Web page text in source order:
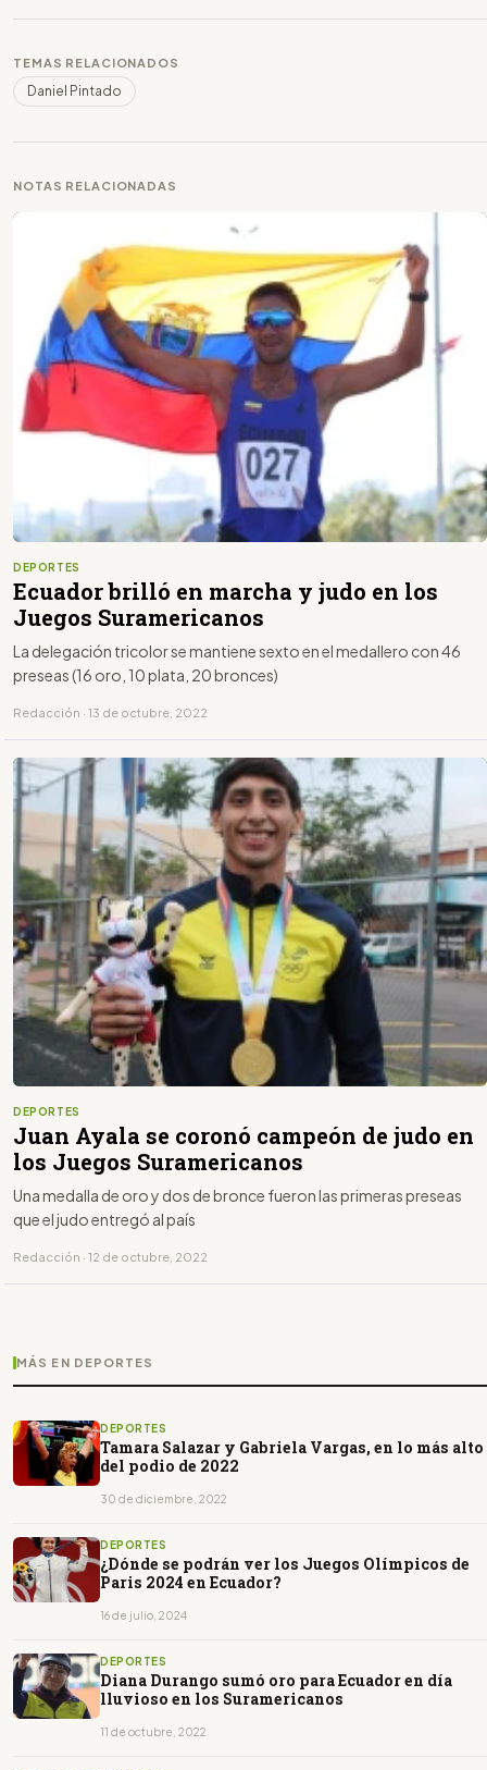
TEMAS RELACIONADOS
Daniel Pintado
NOTAS RELACIONADAS
DEPORTES
Ecuador brilló en marcha y judo en los
Juegos Suramericanos
La delegación tricolor se mantiene sexto en el medallero con 46
preseas (16 oro, 10 plata, 20 bronces)
Redacción · 13 de octubre, 2022
DEPORTES
Juan Ayala se coronó campeón de judo en
los Juegos Suramericanos
Una medalla de oro y dos de bronce fueron las primeras preseas
que el judo entregó al país
Redacción · 12 de octubre, 2022
MÁS EN DEPORTES
DEPORTES
Tamara Salazar y Gabriela Vargas, en lo más alto
del podio de 2022
30 de diciembre, 2022
DEPORTES
¿Dónde se podrán ver los Juegos Olímpicos de
Paris 2024 en Ecuador?
16 de julio, 2024
DEPORTES
Diana Durango sumó oro para Ecuador en día
lluvioso en los Suramericanos
11 de octubre, 2022